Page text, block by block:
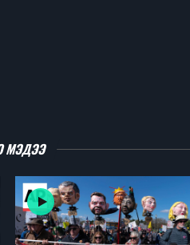
МЭДЭЭ